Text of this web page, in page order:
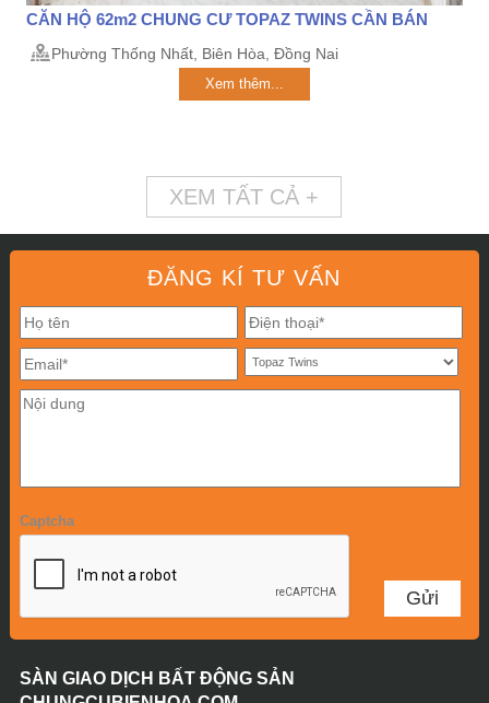
CĂN HỘ 62m2 CHUNG CƯ TOPAZ TWINS CẦN BÁN
Phường Thống Nhất, Biên Hòa, Đồng Nai
Xem thêm...
XEM TẤT CẢ +
ĐĂNG KÍ TƯ VẤN
Captcha
SÀN GIAO DỊCH BẤT ĐỘNG SẢN